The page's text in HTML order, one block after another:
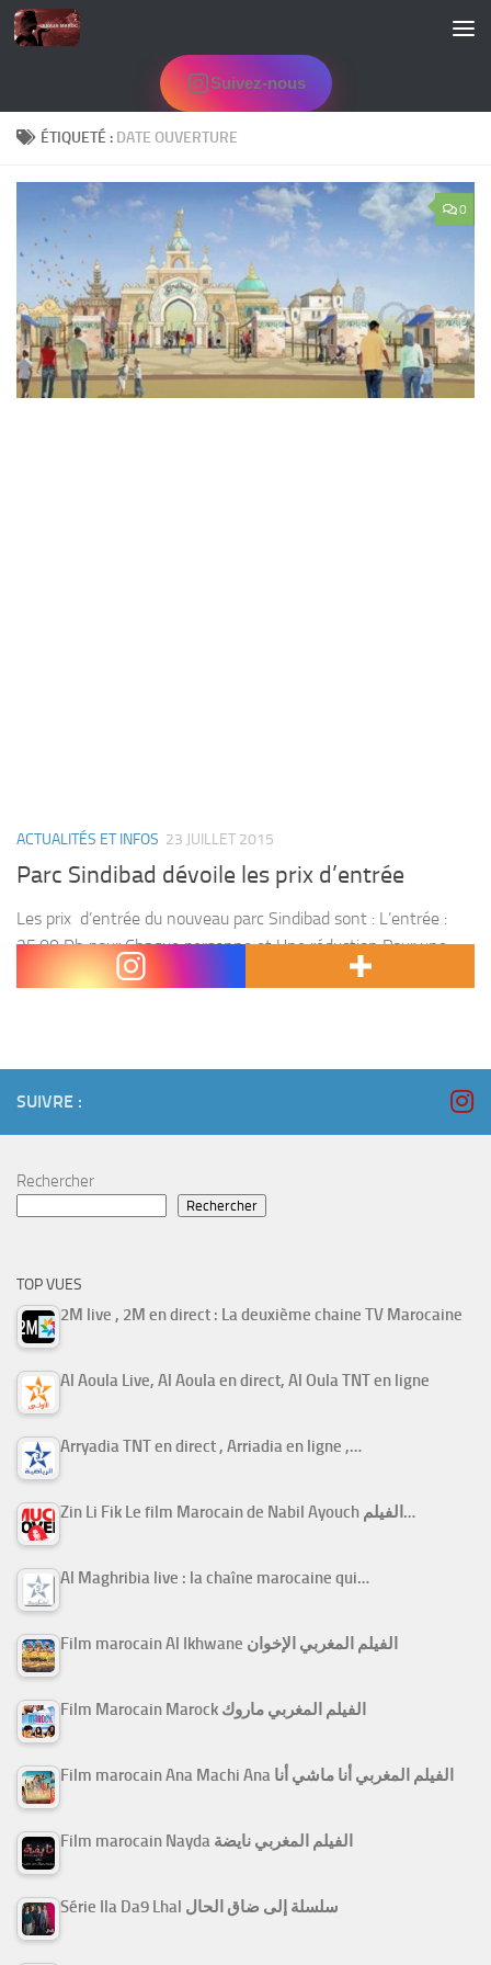
Skip to content
Suivez-nous
ÉTIQUETÉ : DATE OUVERTURE
0
ACTUALITÉS ET INFOS 23 JUILLET 2015
Parc Sindibad dévoile les prix d’entrée
Les prix d’entrée du nouveau parc Sindibad sont : L’entrée :
25,00 Dh pour Chaque personne et Une réduction Pour une
famille De 4 personnes à 75Dh Les Jeux : Ce sont à 10Dh...
SUIVRE :
Rechercher
Rechercher
TOP VUES
2M live , 2M en direct : La deuxième chaine TV Marocaine
Al Aoula Live, Al Aoula en direct, Al Oula TNT en ligne
Arryadia TNT en direct , Arriadia en ligne ,…
Zin Li Fik Le film Marocain de Nabil Ayouch الفيلم…
Al Maghribia live : la chaîne marocaine qui…
Film marocain Al Ikhwane الفيلم المغربي الإخوان
Film Marocain Marock الفيلم المغربي ماروك
Film marocain Ana Machi Ana الفيلم المغربي أنا ماشي أنا
Film marocain Nayda الفيلم المغربي نايضة
Série Ila Da9 Lhal سلسلة إلى ضاق الحال